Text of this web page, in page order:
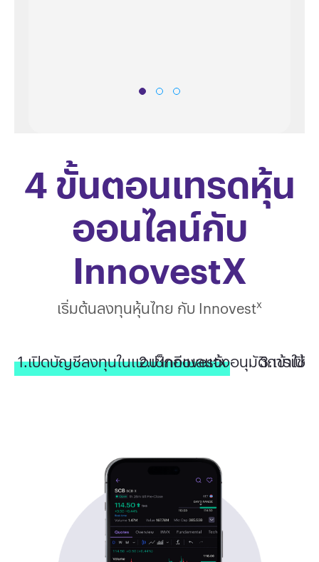
4 ขั้นตอนเทรดหุ้น
ออนไลน์กับ
InnovestX
เริ่มต้นลงทุนหุ้นไทย กับ Innovestx
1.เปิดบัญชีลงทุนในแอป Innovestx
2.เช็กอีเมลแจ้งอนุมัติการเปิ
3.เข้าใช้